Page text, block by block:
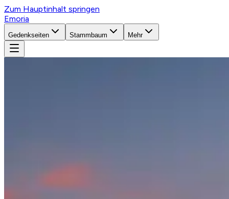
Zum Hauptinhalt springen
Emoria
Gedenkseiten Stammbaum Mehr